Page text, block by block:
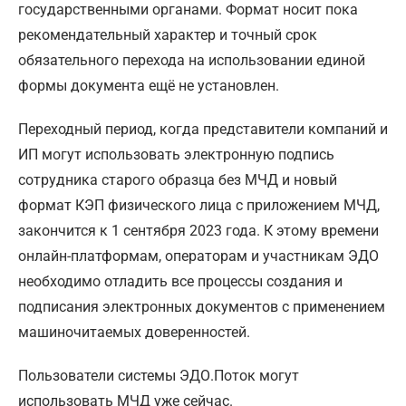
государственными органами. Формат носит пока
рекомендательный характер и точный срок
обязательного перехода на использовании единой
формы документа ещё не установлен.
Переходный период, когда представители компаний и
ИП могут использовать электронную подпись
сотрудника старого образца без МЧД и новый
формат КЭП физического лица с приложением МЧД,
закончится к 1 сентября 2023 года. К этому времени
онлайн-платформам, операторам и участникам ЭДО
необходимо отладить все процессы создания и
подписания электронных документов с применением
машиночитаемых доверенностей.
Пользователи системы ЭДО.Поток могут
использовать МЧД уже сейчас.